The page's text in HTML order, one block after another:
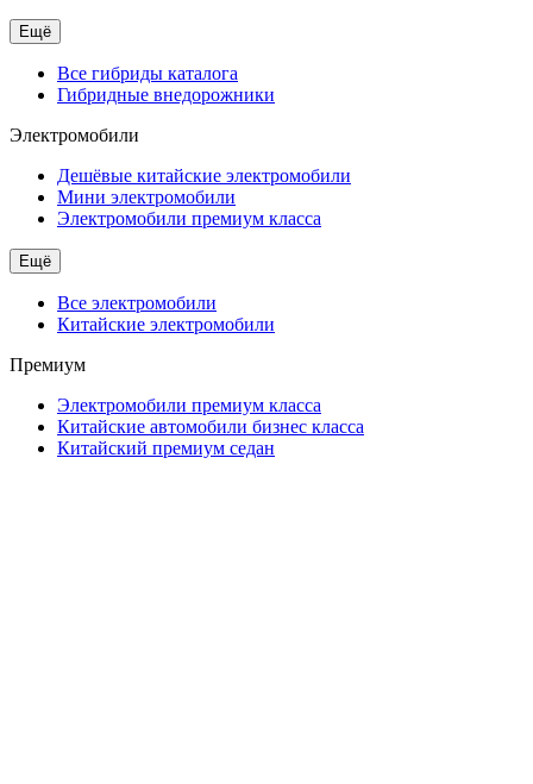
Ещё
Все гибриды каталога
Гибридные внедорожники
Электромобили
Дешёвые китайские электромобили
Мини электромобили
Электромобили премиум класса
Ещё
Все электромобили
Китайские электромобили
Премиум
Электромобили премиум класса
Китайские автомобили бизнес класса
Китайский премиум седан